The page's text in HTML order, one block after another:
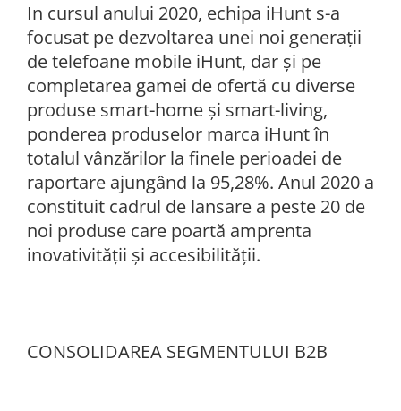
In cursul anului 2020, echipa iHunt s-a
focusat pe dezvoltarea unei noi generații
de telefoane mobile iHunt, dar și pe
completarea gamei de ofertă cu diverse
produse smart-home și smart-living,
ponderea produselor marca iHunt în
totalul vânzărilor la finele perioadei de
raportare ajungând la 95,28%. Anul 2020 a
constituit cadrul de lansare a peste 20 de
noi produse care poartă amprenta
inovativității și accesibilității.
CONSOLIDAREA SEGMENTULUI B2B